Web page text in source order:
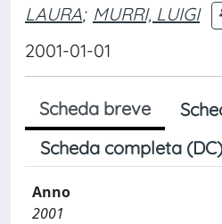
LAURA; MURRI, LUIGI
2001-01-01
Scheda breve
Scheda completa (DC)
Anno
2001